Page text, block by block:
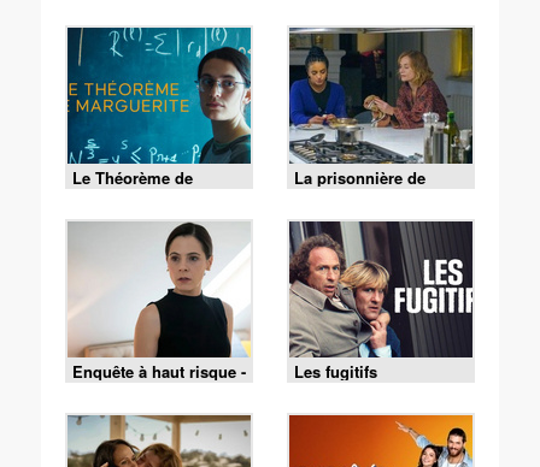
Le Théorème de
Marguerite
La prisonnière de
Bordeaux
Enquête à haut risque -
02/08/2026
Les fugitifs